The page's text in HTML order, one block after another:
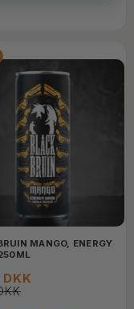
MANGO, ENERGY